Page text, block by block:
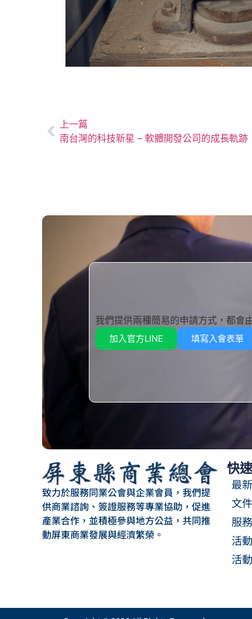
上一篇
南台灣的科技新星 – 軟體開發公司的成長軌跡
我們提供兩種簡易的申請方式，都會
加入官方LINE 填寫入會表單
致力於服務同業公會與企業會員，我們提
供商業諮詢、簽證服務等專業協助，促進
產業合作，並積極參與地方公益，共同推
動屏東商業發展與經濟繁榮。
快
最
文
服
活
活